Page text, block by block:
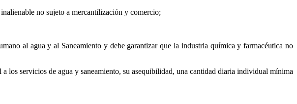
no sujeto a mercantilización y comercio;
al agua y al Saneamiento y debe garantizar que la industria química y farmacéutica no
los servicios de agua y saneamiento, su asequibilidad, una cantidad diaria individual mínima